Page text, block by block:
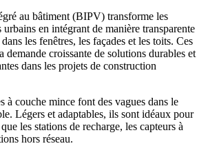
au bâtiment (BIPV) transforme les
urbains en intégrant de manière transparente
les fenêtres, les façades et les toits. Ces
demande croissante de solutions durables et
dans les projets de construction
à couche mince font des vagues dans le
Légers et adaptables, ils sont idéaux pour
les stations de recharge, les capteurs à
hors réseau.